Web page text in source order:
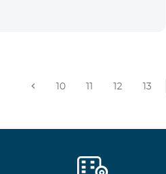
10 11 12 13